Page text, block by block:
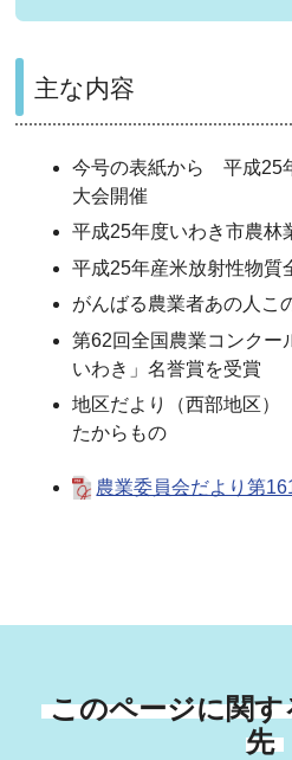
主な内容
今号の表紙から 平成25
大会開催
平成25年度いわき市農林
平成25年産米放射性物質
がんばる農業者あの人こ
第62回全国農業コンクー
いわき」名誉賞を受賞
地区だより（西部地区
たからもの
農業委員会だより第
このページに関
先